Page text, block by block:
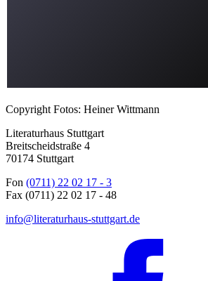
Copyright Fotos: Heiner Wittmann
Literaturhaus Stuttgart
Breitscheidstraße 4
70174 Stuttgart
Fon (0711) 22 02 17 - 3
Fax (0711) 22 02 17 - 48
info@literaturhaus-stuttgart.de